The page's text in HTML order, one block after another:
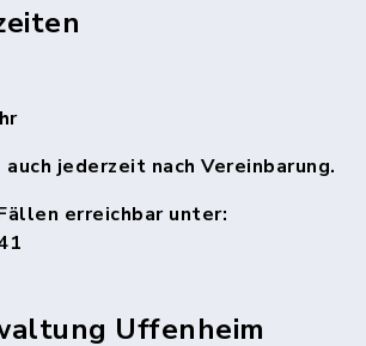
jederzeit nach Vereinbarung.
erreichbar unter:
Uffenheim